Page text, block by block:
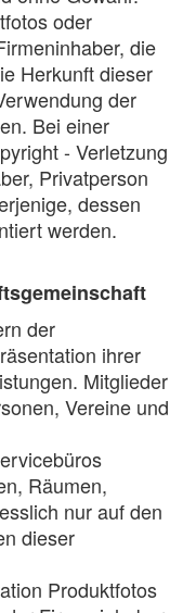
oder
die
Herkunft dieser
der
Bei einer
- Verletzung
Privatperson
dessen
werden.
der
ihrer
Mitglieder
Vereine und
Räumen,
nur auf den
dieser
Produktfotos